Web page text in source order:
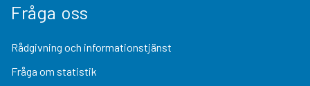
Fråga oss
Rådgivning och informationstjänst
Fråga om statistik